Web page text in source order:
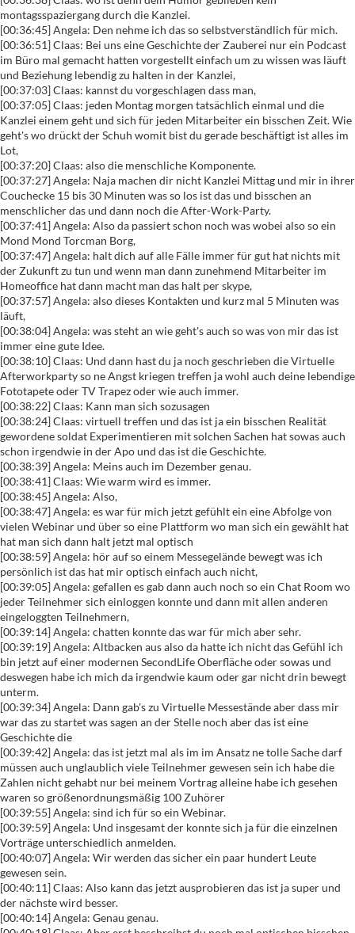
montagsspaziergang durch die Kanzlei.
[00:36:45] Angela: Den nehme ich das so selbstverständlich für mich.
[00:36:51] Claas: Bei uns eine Geschichte der Zauberei nur ein Podcast
im Büro mal gemacht hatten vorgestellt einfach um zu wissen was läuft
und Beziehung lebendig zu halten in der Kanzlei,
[00:37:03] Claas: kannst du vorgeschlagen dass man,
[00:37:05] Claas: jeden Montag morgen tatsächlich einmal und die
Kanzlei einem geht und sich für jeden Mitarbeiter ein bisschen Zeit. Wie
geht's wo drückt der Schuh womit bist du gerade beschäftigt ist alles im
Lot,
[00:37:20] Claas: also die menschliche Komponente.
[00:37:27] Angela: Naja machen dir nicht Kanzlei Mittag und mir in ihrer
Couchecke 15 bis 30 Minuten was so los ist das und bisschen an
menschlicher das und dann noch die After-Work-Party.
[00:37:41] Angela: Also da passiert schon noch was wobei also so ein
Mond Mond Torcman Borg,
[00:37:47] Angela: halt dich auf alle Fälle immer für gut hat nichts mit
der Zukunft zu tun und wenn man dann zunehmend Mitarbeiter im
Homeoffice hat dann macht man das halt per skype,
[00:37:57] Angela: also dieses Kontakten und kurz mal 5 Minuten was
läuft,
[00:38:04] Angela: was steht an wie geht's auch so was von mir das ist
immer eine gute Idee.
[00:38:10] Claas: Und dann hast du ja noch geschrieben die Virtuelle
Afterworkparty so ne Angst kriegen treffen ja wohl auch deine lebendige
Fototapete oder TV Trapez oder wie auch immer.
[00:38:22] Claas: Kann man sich sozusagen
[00:38:24] Claas: virtuell treffen und das ist ja ein bisschen Realität
gewordene soldat Experimentieren mit solchen Sachen hat sowas auch
schon irgendwie in der Apo und das ist die Geschichte.
[00:38:39] Angela: Meins auch im Dezember genau.
[00:38:41] Claas: Wie warm wird es immer.
[00:38:45] Angela: Also,
[00:38:47] Angela: es war für mich jetzt gefühlt ein eine Abfolge von
vielen Webinar und über so eine Plattform wo man sich ein gewählt hat
hat man sich dann halt jetzt mal optisch
[00:38:59] Angela: hör auf so einem Messegelände bewegt was ich
persönlich ist das hat mir optisch einfach auch nicht,
[00:39:05] Angela: gefallen es gab dann auch noch so ein Chat Room wo
jeder Teilnehmer sich einloggen konnte und dann mit allen anderen
eingeloggten Teilnehmern,
[00:39:14] Angela: chatten konnte das war für mich aber sehr.
[00:39:19] Angela: Altbacken aus also da hatte ich nicht das Gefühl ich
bin jetzt auf einer modernen SecondLife Oberfläche oder sowas und
deswegen habe ich mich da irgendwie kaum oder gar nicht drin bewegt
unterm.
[00:39:34] Angela: Dann gab's zu Virtuelle Messestände aber dass mir
war das zu startet was sagen an der Stelle noch aber das ist eine
Geschichte die
[00:39:42] Angela: das ist jetzt mal als im im Ansatz ne tolle Sache darf
müssen auch unglaublich viele Teilnehmer gewesen sein ich habe die
Zahlen nicht gehabt nur bei meinem Vortrag alleine habe ich gesehen
waren so größenordnungsmäßig 100 Zuhörer
[00:39:55] Angela: sind ich für so ein Webinar.
[00:39:59] Angela: Und insgesamt der konnte sich ja für die einzelnen
Vorträge unterschiedlich anmelden.
[00:40:07] Angela: Wir werden das sicher ein paar hundert Leute
gewesen sein.
[00:40:11] Claas: Also kann das jetzt ausprobieren das ist ja super und
der nächste wird besser.
[00:40:14] Angela: Genau genau.